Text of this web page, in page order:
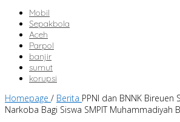
Mobil
Sepakbola
Aceh
Parpol
banjir
sumut
korupsi
Homepage / Berita PPNI dan BNNK Bireuen
Narkoba Bagi Siswa SMPIT Muhammadiyah